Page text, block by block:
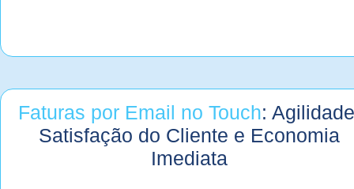
Faturas por Email no Touch:
Satisfação do Cliente e Economia
Imediata